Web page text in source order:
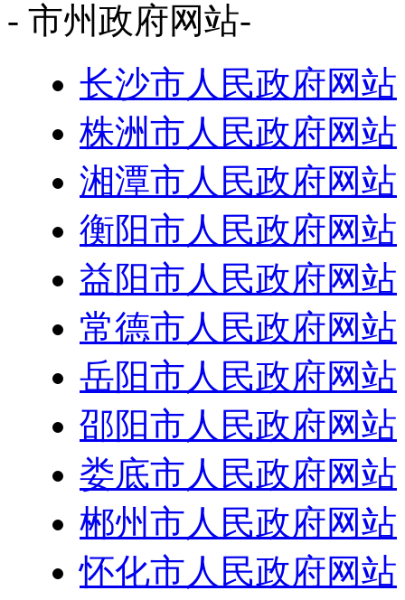
- 市州政府网站-
长沙市人民政府网站
株洲市人民政府网站
湘潭市人民政府网站
衡阳市人民政府网站
益阳市人民政府网站
常德市人民政府网站
岳阳市人民政府网站
邵阳市人民政府网站
娄底市人民政府网站
郴州市人民政府网站
怀化市人民政府网站